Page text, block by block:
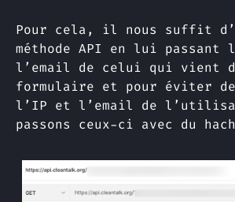
Pour cela, il nous suffit
méthode API en lui passant
l’email de celui qui vient
formulaire et pour éviter
l’IP et l’email de
passons ceux-ci avec du